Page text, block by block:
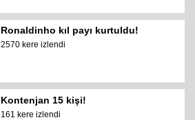
Ronaldinho kıl payı kurtuldu!
2570 kere izlendi
Kontenjan 15 kişi!
161 kere izlendi